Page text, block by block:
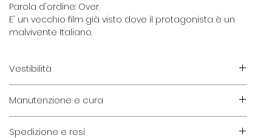
Parola d'ordine: Over.
E' un vecchio film già visto dove il protagonista è un
malvivente Italiano.
Vestibilità
Ricorda che l'occhiale è espressione di identità, non
è necessario seguire le regole classiche di vestibilità.
Manutenzione e cura
integrante di un processo di conservazione durato
Spedizione e resi